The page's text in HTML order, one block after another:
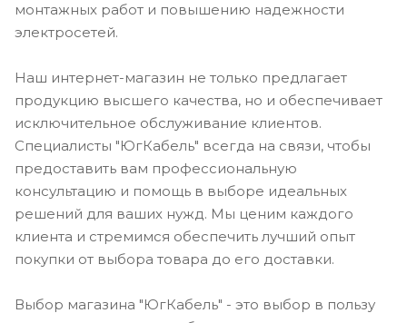
монтажных работ и повышению надежности
электросетей.
Наш интернет-магазин не только предлагает
продукцию высшего качества, но и обеспечивает
исключительное обслуживание клиентов.
Специалисты "ЮгКабель" всегда на связи, чтобы
предоставить вам профессиональную
консультацию и помощь в выборе идеальных
решений для ваших нужд. Мы ценим каждого
клиента и стремимся обеспечить лучший опыт
покупки от выбора товара до его доставки.
Выбор магазина "ЮгКабель" - это выбор в пользу